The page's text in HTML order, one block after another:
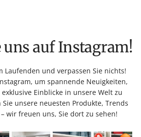
uns auf Instagram!
Laufenden und verpassen Sie nichts!
um spannende Neuigkeiten,
Einblicke in unsere Welt zu
unsere neuesten Produkte, Trends
wir freuen uns, Sie dort zu sehen!